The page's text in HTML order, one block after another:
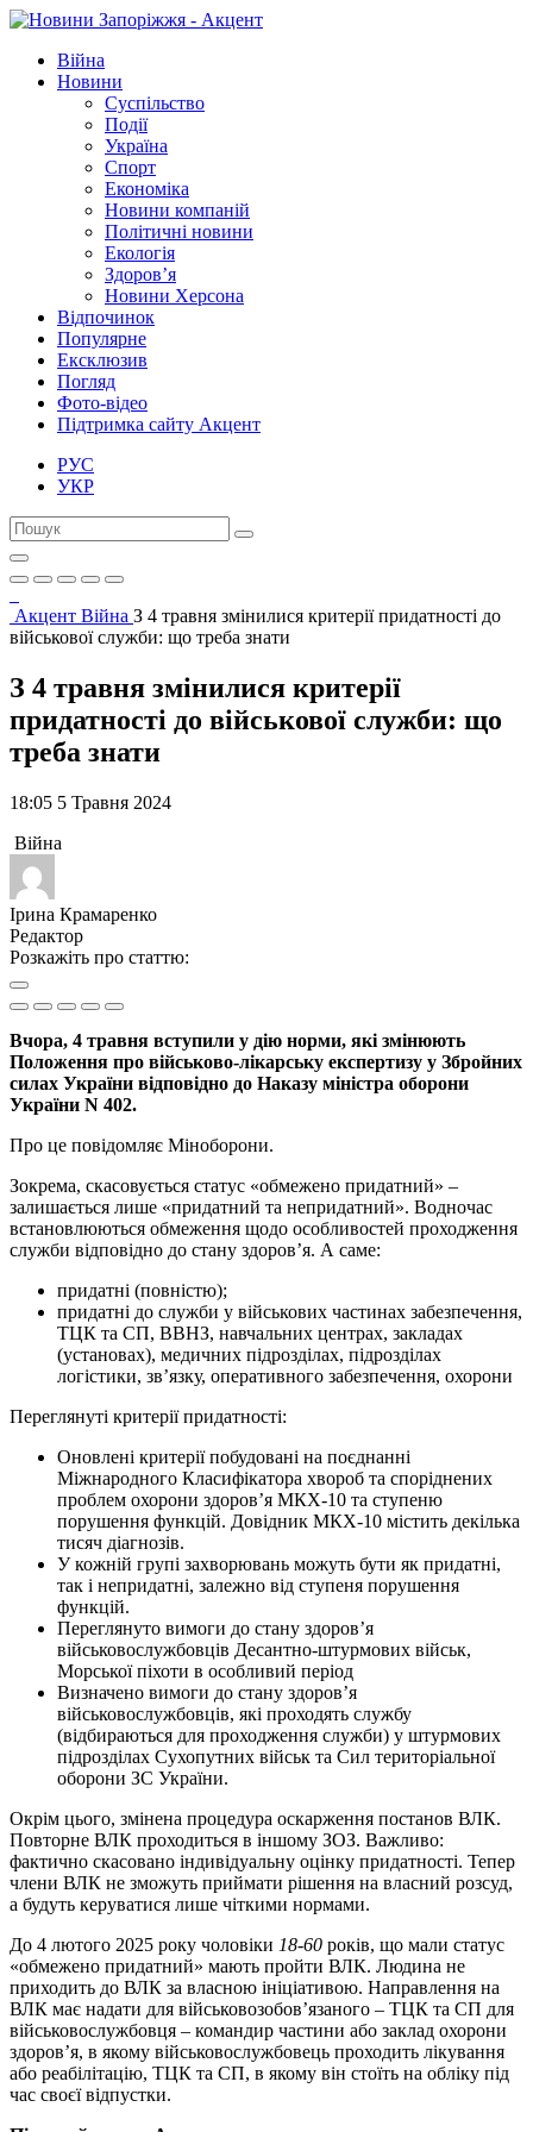
Війна
Новини
Суспільство
Події
Україна
Спорт
Економіка
Новини компаній
Політичні новини
Екологія
Здоров’я
Новини Херсона
Відпочинок
Популярне
Ексклюзив
Погляд
Фото-відео
Підтримка сайту Акцент
РУС
УКР
Акцент Війна З 4 травня змінилися критерії придатності до
військової служби: що треба знати
З 4 травня змінилися критерії
придатності до військової служби: що
треба знати
18:05 5 Травня 2024
Війна
Ірина Крамаренко
Редактор
Розкажіть про статтю:
Вчора, 4 травня вступили у дію норми, які змінюють
Положення про військово-лікарську експертизу у Збройних
силах України відповідно до Наказу міністра оборони
України N 402.
Про це повідомляє Міноборони.
Зокрема, скасовується статус «обмежено придатний» –
залишається лише «придатний та непридатний». Водночас
встановлюються обмеження щодо особливостей проходження
служби відповідно до стану здоров’я. А саме:
придатні (повністю);
придатні до служби у військових частинах забезпечення,
ТЦК та СП, ВВНЗ, навчальних центрах, закладах
(установах), медичних підрозділах, підрозділах
логістики, зв’язку, оперативного забезпечення, охорони
Переглянуті критерії придатності:
Оновлені критерії побудовані на поєднанні
Міжнародного Класифікатора хвороб та споріднених
проблем охорони здоров’я МКХ-10 та ступеню
порушення функцій. Довідник МКХ-10 містить декілька
тисяч діагнозів.
У кожній групі захворювань можуть бути як придатні,
так і непридатні, залежно від ступеня порушення
функцій.
Переглянуто вимоги до стану здоров’я
військовослужбовців Десантно-штурмових військ,
Морської піхоти в особливий період
Визначено вимоги до стану здоров’я
військовослужбовців, які проходять службу
(відбираються для проходження служби) у штурмових
підрозділах Сухопутних військ та Сил територіальної
оборони ЗС України.
Окрім цього, змінена процедура оскарження постанов ВЛК.
Повторне ВЛК проходиться в іншому ЗОЗ. Важливо:
фактично скасовано індивідуальну оцінку придатності. Тепер
члени ВЛК не зможуть приймати рішення на власний розсуд,
а будуть керуватися лише чіткими нормами.
До 4 лютого 2025 року чоловіки 18-60 років, що мали статус
«обмежено придатний» мають пройти ВЛК. Людина не
приходить до ВЛК за власною ініціативою. Направлення на
ВЛК має надати для військовозобов’язаного – ТЦК та СП для
військовослужбовця – командир частини або заклад охорони
здоров’я, в якому військовослужбовець проходить лікування
або реабілітацію, ТЦК та СП, в якому він стоїть на обліку під
час своєї відпустки.